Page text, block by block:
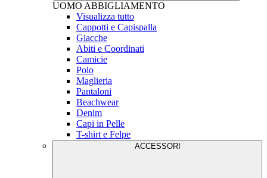
UOMO ABBIGLIAMENTO
Visualizza tutto
Cappotti e Capispalla
Giacche
Abiti e Coordinati
Camicie
Polo
Maglieria
Pantaloni
Beachwear
Denim
Capi in Pelle
T-shirt e Felpe
ACCESSORI